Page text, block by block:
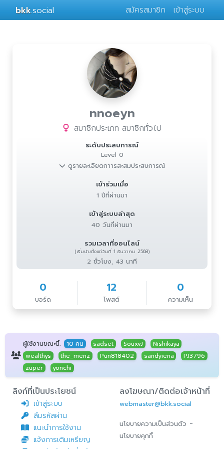
bkk.social สมัครสมาชิก เข้าสู่ระบบ
nnoeyn
สมาชิกประเภท สมาชิกทั่วไป
ระดับประสบการณ์
Level 0
ดูรายละเอียดกาารสะสมประสบการณ์
เข้าร่วมเมื่อ
1 ปีที่ผ่านมา
เข้าสู่ระบบล่าสุด
40 วันที่ผ่านมา
รวมเวลาที่ออนไลน์
(เริ่มนับตั้งแต่วันที่ 1 ธันวาคม 2568)
2 ชั่วโมง, 43 นาที
0
บอร์ด
12
โพสต์
0
ความเห็น
ผู้ใช้งานขณะนี้: 10 คน sadset SouxvJ
Nishikaya
wealthys
the_menz Pun818402 sandyiena
PJ3796
zuper
yonchi
ลิงก์ที่เป็นประโยชน์
เข้าสู่ระบบ
ลืมรหัสผ่าน
แนะนำการใช้งาน
แจ้งการเติมเหรียญ
ลงโฆษณา/ติดต่อเจ้าหน้าที่
webmaster@bkk.social
นโยบายความเป็นส่วนตัว -
นโยบายคุกกี้